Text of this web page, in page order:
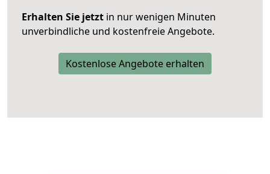
Erhalten Sie jetzt in nur wenigen Minuten
unverbindliche und kostenfreie Angebote.
Kostenlose Angebote erhalten